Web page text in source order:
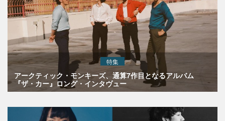
特集
アークティック・モンキーズ、通算7作目となるアルバム
『ザ・カー』ロング・インタヴュー